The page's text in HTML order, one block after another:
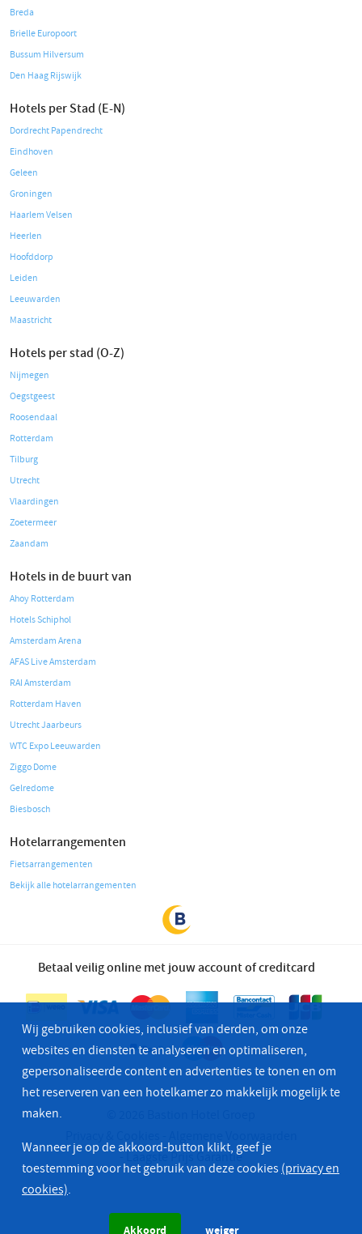
Breda
Brielle Europoort
Bussum Hilversum
Den Haag Rijswijk
Hotels per Stad (E-N)
Dordrecht Papendrecht
Eindhoven
Geleen
Groningen
Haarlem Velsen
Heerlen
Hoofddorp
Leiden
Leeuwarden
Maastricht
Hotels per stad (O-Z)
Nijmegen
Oegstgeest
Roosendaal
Rotterdam
Tilburg
Utrecht
Vlaardingen
Zoetermeer
Zaandam
Hotels in de buurt van
Ahoy Rotterdam
Hotels Schiphol
Amsterdam Arena
AFAS Live Amsterdam
RAI Amsterdam
Rotterdam Haven
Utrecht Jaarbeurs
WTC Expo Leeuwarden
Ziggo Dome
Gelredome
Biesbosch
Hotelarrangementen
Fietsarrangementen
Bekijk alle hotelarrangementen
Betaal veilig online met jouw account of creditcard
Laagste Prijs Garantie
Wij gebruiken cookies, inclusief van derden, om onze
websites en diensten te analyseren en optimaliseren,
gepersonaliseerde content en advertenties te tonen en om
het reserveren van een hotelkamer zo makkelijk mogelijk te
maken.
Wanneer je op de akkoord-button klikt, geef je
toestemming voor het gebruik van deze cookies (privacy en
cookies).
Akkoord weiger